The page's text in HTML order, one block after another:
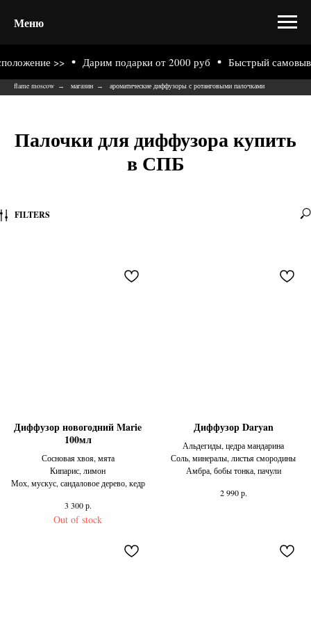
Меню
>> Дарим подарки от 2000 руб Быстрый самовывоз
flame moscow → магазин → ароматические диффузоры с ротанговыми палочками
Палочки для диффузора купить
в СПБ
FILTERS
Диффузор новогодний Marie
100мл
Сосновая хвоя, мята
Кипарис, лимон
Мох, мускус, сандаловое дерево, кедр
3 300 р.
Out of stock
Диффузор Daryan
Альдегиды, цедра мандарина
Соль, минералы, листья смородины
Амбра, бобы тонка, пачули
2 990 р.